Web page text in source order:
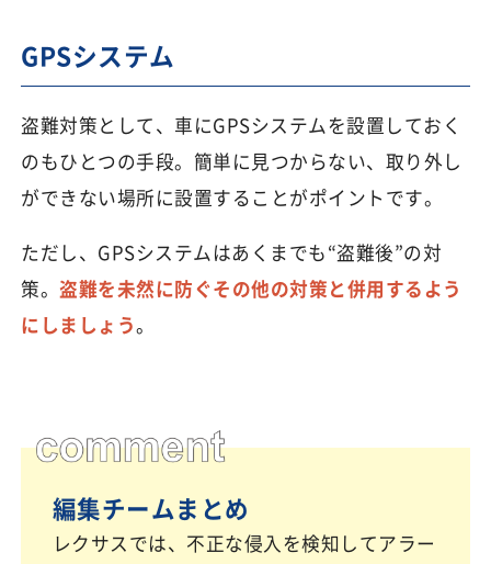
GPSシステム
盗難対策として、車にGPSシステムを設置しておく
のもひとつの手段。簡単に見つからない、取り外し
ができない場所に設置することがポイントです。
ただし、GPSシステムはあくまでも“盗難後”の対
策。盗難を未然に防ぐその他の対策と併用するよう
にしましょう。
編集チームまとめ
レクサスでは、不正な侵入を検知してアラー